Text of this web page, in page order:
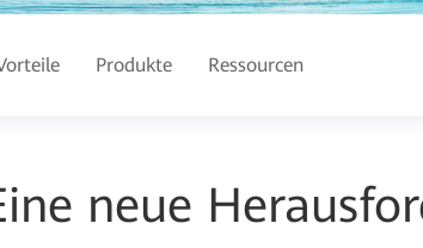
Produkte Ressourcen
neue